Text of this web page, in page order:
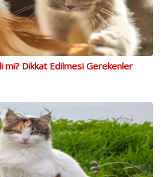
mi? Dikkat Edilmesi Gerekenler